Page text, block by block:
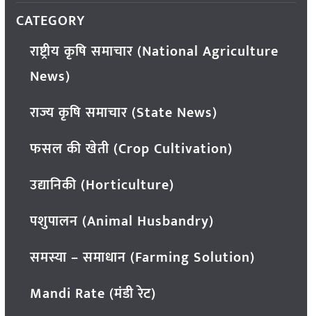
CATEGORY
राष्ट्रीय कृषि समाचार (National Agriculture
News)
राज्य कृषि समाचार (State News)
फसल की खेती (Crop Cultivation)
उद्यानिकी (Horticulture)
पशुपालन (Animal Husbandry)
समस्या – समाधान (Farming Solution)
Mandi Rate (मंडी रेट)